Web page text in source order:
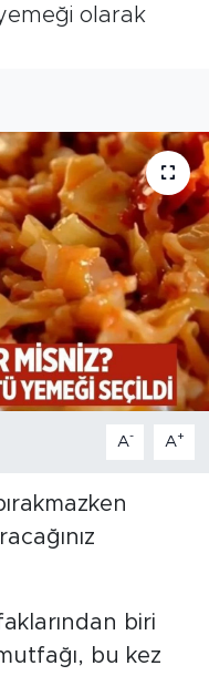
olarak
A- A+
biri
bu kez